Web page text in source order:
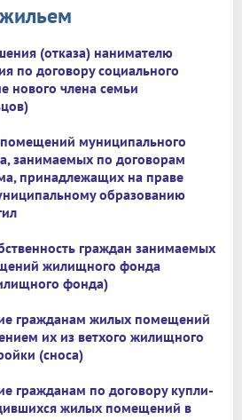
(отказа) нанимателю
по договору социального
нового члена семьи
муниципального
занимаемых по договорам
принадлежащих на праве
образованию
граждан занимаемых
жилищного фонда
фонда)
гражданам жилых помещений
их из ветхого жилищного
(сноса)
гражданам по договору купли-
жилых помещений в